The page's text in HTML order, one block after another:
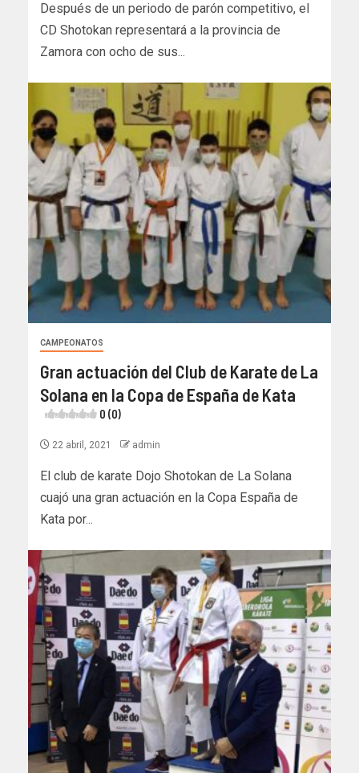
Después de un periodo de parón competitivo, el
CD Shotokan representará a la provincia de
Zamora con ocho de sus...
CAMPEONATOS
Gran actuación del Club de Karate de La
Solana en la Copa de España de Kata
0 (0)
22 abril, 2021 admin
El club de karate Dojo Shotokan de La Solana
cuajó una gran actuación en la Copa España de
Kata por...